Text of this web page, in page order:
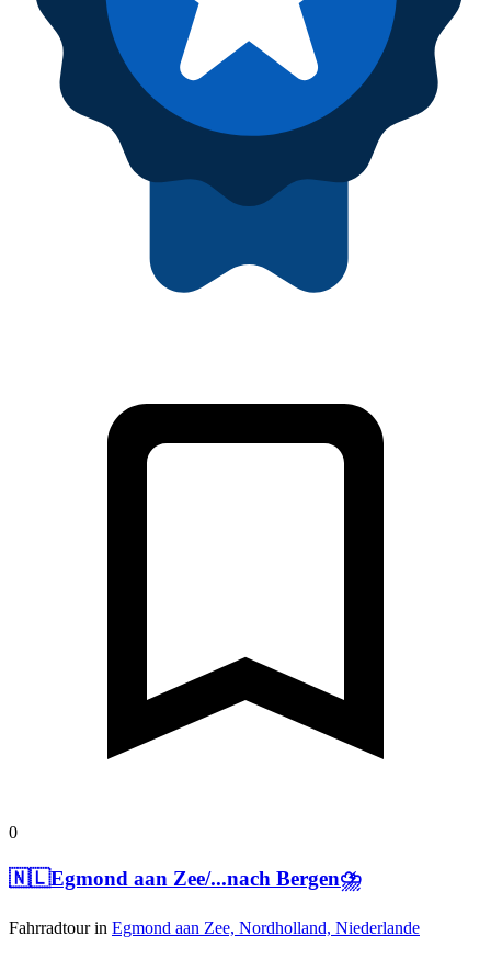
0
🇳🇱Egmond aan Zee/...nach Bergen⛈️
Fahrradtour in Egmond aan Zee, Nordholland, Niederlande